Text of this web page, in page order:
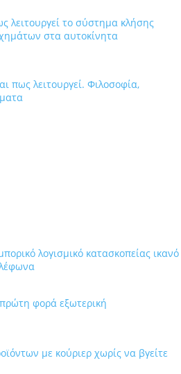
λειτουργεί το σύστημα κλήσης
στα αυτοκίνητα
πως λειτουργεί. Φιλοσοφία,
λογισμικό κατασκοπείας ικανό
φορά εξωτερική
με κούριερ χωρίς να βγείτε